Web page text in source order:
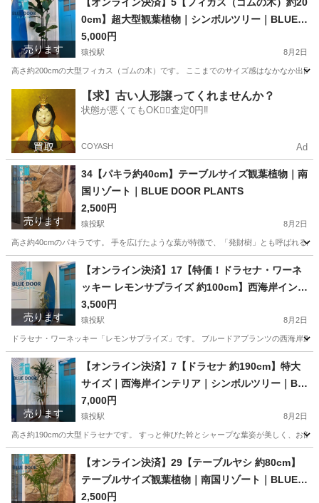
売ります
0cm】超大型観葉植物｜シンボルツリー｜BLUE D
OOR PLANTS
5,000円
猿投駅 8月2日
高さ約200cmの大型フィカス（ゴムの木）です。 ここまでのサイズ感はなかなか出
猿投駅 家庭用品 フィカス
【求】古い人形譲ってくれませんか？
状態が悪くてもOK🙆‍♀️査定0円‼️
COYASH Ad
売ります
34【パキラ約40cm】テーブルサイズ観葉植物｜南
国リゾート｜BLUE DOOR PLANTS
2,500円
猿投駅 8月2日
高さ約40cmのパキラです。 手を広げたような葉が特徴で、「発財樹」とも呼ばれる
愛知 豊田市 猿投駅 家庭用品 観葉植物
売ります
【オンライン決済】17【特価！ドラセナ・ワーネ
ッキー レモンサプライズ 約100cm】西海岸インテ
リア｜スクエア鉢｜BLUE DOOR PLANTS
3,500円
猿投駅 8月2日
ドラセナ・ワーネッキー「レモンサプライズ」です。 ブルードアプランツの西海岸
愛知 豊田市 猿投駅 家庭用品 ドラセナ
売ります
【オンライン決済】7【ドラセナ 約190cm】特大
サイズ｜西海岸インテリア｜シンボルツリー｜BL
UE DOOR PLANTS
7,000円
猿投駅 8月2日
高さ約190cmの大型ドラセナです。 すっと伸びた幹とシャープな葉姿が美しく、お
愛知 豊田市 猿投駅 家庭用品 シンボルツリー
【オンライン決済】29【テーブルヤシ 約80cm】
テーブルサイズ観葉植物｜南国リゾート｜BLUE D
OOR PLANTS
2,500円